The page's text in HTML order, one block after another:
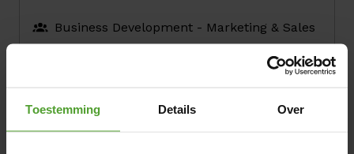
Toestemming Details Over
Business Development - Marketing & Sales
FR
DevSecOps Security Analyst